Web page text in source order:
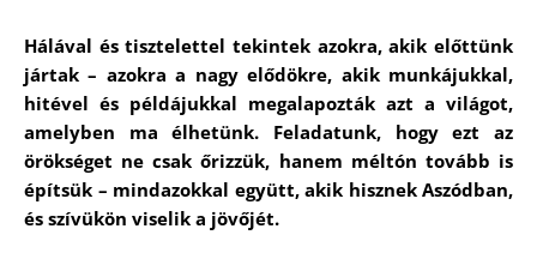
Hálával és tisztelettel tekintek azokra, akik előttünk
jártak – azokra a nagy elődökre, akik munkájukkal,
hitével és példájukkal megalapozták azt a világot,
amelyben ma élhetünk. Feladatunk, hogy ezt az
örökséget ne csak őrizzük, hanem méltón tovább is
építsük – mindazokkal együtt, akik hisznek Aszódban,
és szívükön viselik a jövőjét.